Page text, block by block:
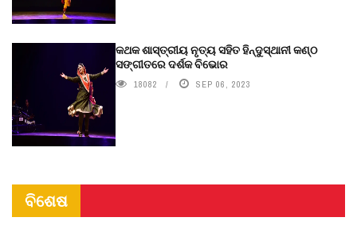
କଥକ ଶାସ୍ତ୍ରୀୟ ନୃତ୍ୟ ସହିତ ହିନ୍ଦୁସ୍ଥାନୀ କଣ୍ଠ
ସଙ୍ଗୀତରେ ଦର୍ଶକ ବିଭୋର
18082 SEP 06, 2023
ବିଶେଷ